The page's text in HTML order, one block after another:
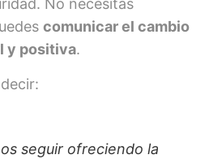
No necesitas
comunicar el cambio
y positiva.
seguir ofreciendo la